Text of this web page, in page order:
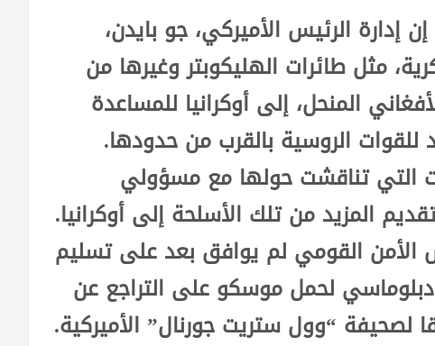
إدارة الرئيس الأميركي، جو بايدن،
مثل طائرات الهليكوبتر وغيرها من
المنحل، إلى أوكرانيا للمساعدة
الروسية بالقرب من حدودها.
التي تناقشت حولها مع مسؤولي
المزيد من تلك الأسلحة إلى أوكرانيا.
الأمن القومي لم يوافق بعد على تسليم
لحمل موسكو على التراجع عن
لصحيفة “وول ستريت جورنال” الأميركية.